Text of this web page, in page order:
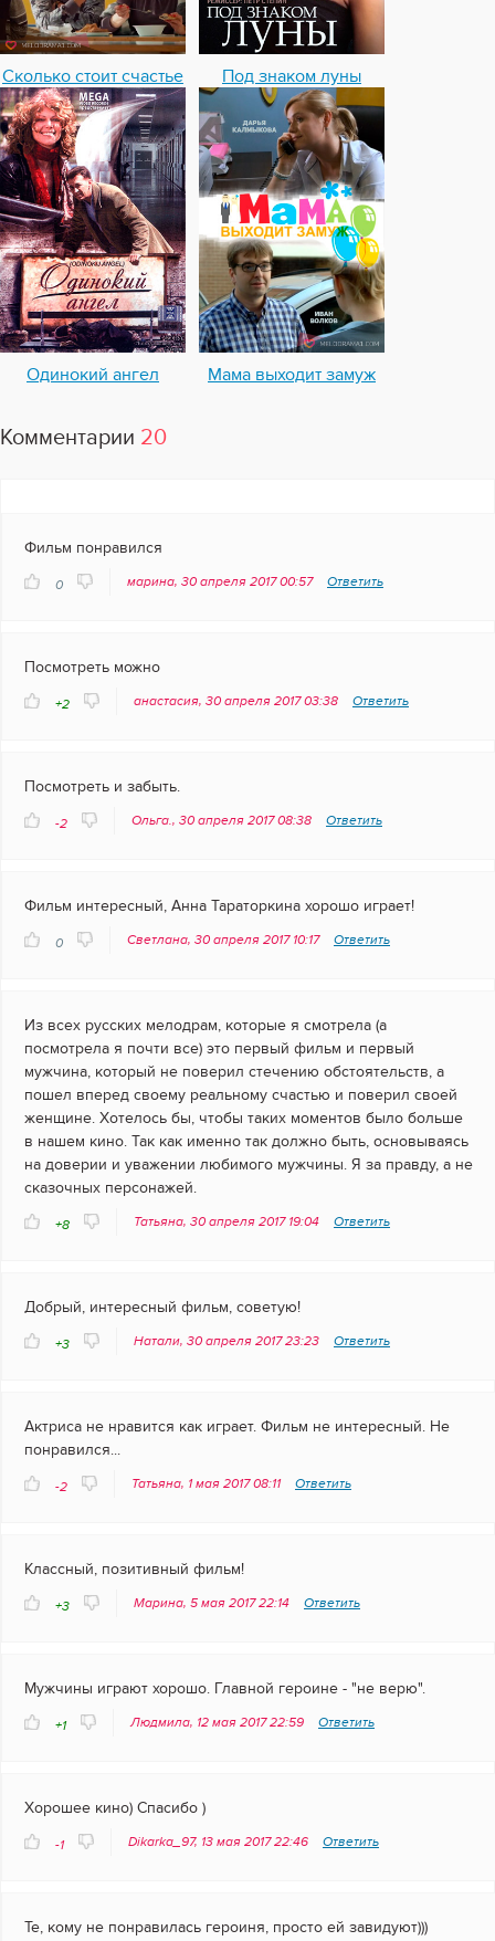
Сколько стоит счастье Под знаком луны
Одинокий ангел Мама выходит замуж
Комментарии 20
Фильм понравился
0 марина, 30 апреля 2017 00:57 Ответить
Посмотреть можно
+2 анастасия, 30 апреля 2017 03:38 Ответить
Посмотреть и забыть.
-2 Ольга., 30 апреля 2017 08:38 Ответить
Фильм интересный, Анна Тараторкина хорошо играет!
0 Светлана, 30 апреля 2017 10:17 Ответить
Из всех русских мелодрам, которые я смотрела (а
посмотрела я почти все) это первый фильм и первый
мужчина, который не поверил стечению обстоятельств, а
пошел вперед своему реальному счастью и поверил своей
женщине. Хотелось бы, чтобы таких моментов было больше
в нашем кино. Так как именно так должно быть, основываясь
на доверии и уважении любимого мужчины. Я за правду, а не
сказочных персонажей.
+8 Татьяна, 30 апреля 2017 19:04 Ответить
Добрый, интересный фильм, советую!
+3 Натали, 30 апреля 2017 23:23 Ответить
Актриса не нравится как играет. Фильм не интересный. Не
понравился...
-2 Татьяна, 1 мая 2017 08:11 Ответить
Классный, позитивный фильм!
+3 Марина, 5 мая 2017 22:14 Ответить
Мужчины играют хорошо. Главной героине - "не верю".
+1 Людмила, 12 мая 2017 22:59 Ответить
Хорошее кино) Спасибо )
-1 Dikarka_97, 13 мая 2017 22:46 Ответить
Те, кому не понравилась героиня, просто ей завидуют)))